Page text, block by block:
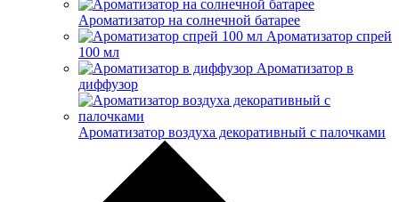
Ароматизатор на солнечной батарее
Ароматизатор спрей
100 мл
Ароматизатор в
диффузор
Ароматизатор воздуха декоративный с палочками